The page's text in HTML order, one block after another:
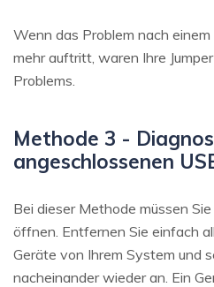
Wenn das Problem nach
mehr auftritt, waren Ihre
Problems.
Methode 3 -
angeschlossenen
Bei dieser Methode müssen
öffnen. Entfernen Sie einfach
Geräte von Ihrem System und
nacheinander wieder an. Ein